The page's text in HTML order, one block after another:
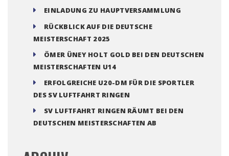
EINLADUNG ZU HAUPTVERSAMMLUNG
RÜCKBLICK AUF DIE DEUTSCHE
MEISTERSCHAFT 2025
ÖMER ÜNEY HOLT GOLD BEI DEN DEUTSCHEN
MEISTERSCHAFTEN U14
ERFOLGREICHE U20-DM FÜR DIE SPORTLER
DES SV LUFTFAHRT RINGEN
SV LUFTFAHRT RINGEN RÄUMT BEI DEN
DEUTSCHEN MEISTERSCHAFTEN AB